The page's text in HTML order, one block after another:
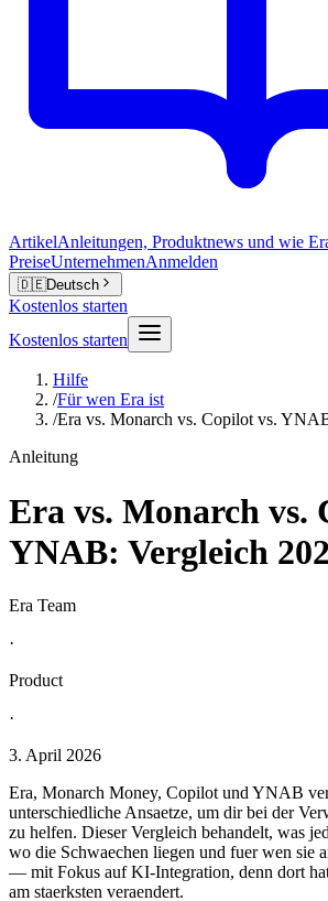
ArtikelAnleitungen, Produktnews und wie
PreiseUnternehmenAnmelden
🇩🇪Deutsch
Kostenlos starten
Kostenlos starten
Hilfe
/Für wen Era ist
/Era vs. Monarch vs. Copilot vs.
Anleitung
Era vs. Monarch vs.
YNAB: Vergleich
Era Team
·
Product
·
3. April 2026
Era, Monarch Money, Copilot und YNAB
unterschiedliche Ansaetze, um dir bei der
zu helfen. Dieser Vergleich behandelt, was
wo die Schwaechen liegen und fuer wen sie
— mit Fokus auf KI-Integration, denn dort
am staerksten veraendert.